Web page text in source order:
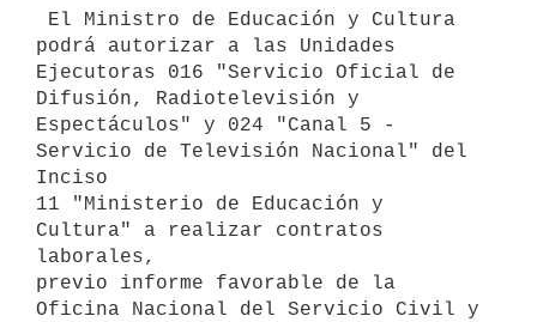
podrá autorizar a las Unidades
Ejecutoras 016 "Servicio Oficial de
Difusión, Radiotelevisión y
Espectáculos" y 024 "Canal 5 -
Servicio de Televisión Nacional" del
Inciso
11 "Ministerio de Educación y
Cultura" a realizar contratos
laborales,
previo informe favorable de la
Oficina Nacional del Servicio Civil y